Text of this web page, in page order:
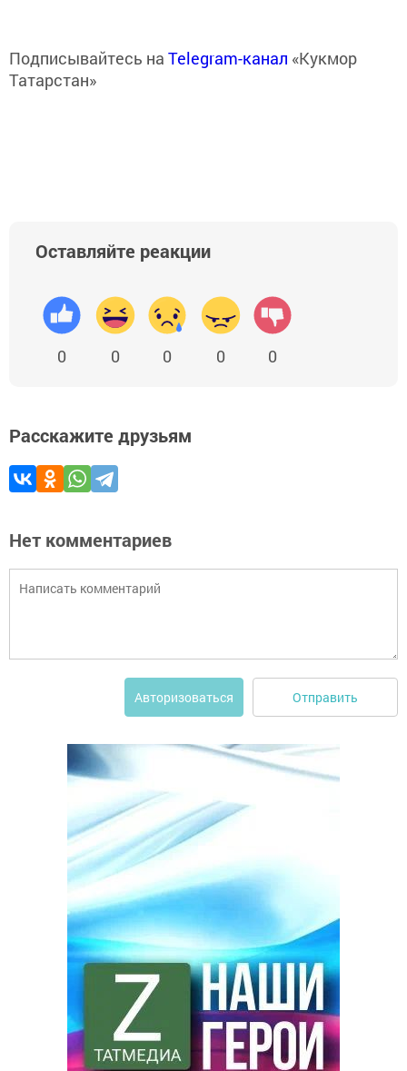
Подписывайтесь на Telegram-канал «Кукмор
Татарстан»
Оставляйте реакции
0 0 0 0 0
Расскажите друзьям
Нет комментариев
Авторизоваться Отправить